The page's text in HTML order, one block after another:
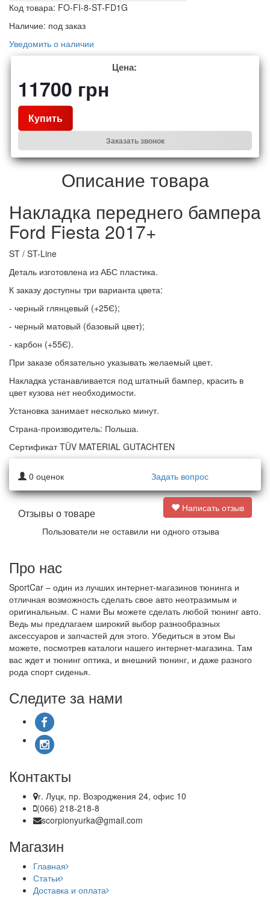
Код товара: FO-FI-8-ST-FD1G
Наличие: под заказ
Уведомить о наличии
Цена:
11700 грн
Купить
Заказать звонок
Описание товара
Накладка переднего бампера
Ford Fiesta 2017+
ST / ST-Line
Деталь изготовлена из АБС пластика.
К заказу доступны три варианта цвета:
- черный глянцевый (+25Є);
- черный матовый (базовый цвет);
- карбон (+55Є).
При заказе обязательно указывать желаемый цвет.
Накладка устанавливается под штатный бампер, красить в
цвет кузова нет необходимости.
Установка занимает несколько минут.
Страна-производитель: Польша.
Сертификат TÜV MATERIAL GUTACHTEN
0 оценок Задать вопрос
Отзывы о товаре
Написать отзыв
Пользователи не оставили ни одного отзыва
Про нас
SportCar – один из лучших интернет-магазинов тюнинга и
отличная возможность сделать свое авто неотразимым и
оригинальным. С нами Вы можете сделать любой тюнинг авто.
Ведь мы предлагаем широкий выбор разнообразных
аксессуаров и запчастей для этого. Убедиться в этом Вы
можете, посмотрев каталоги нашего интернет-магазина. Там
вас ждет и тюнинг оптика, и внешний тюнинг, и даже разного
рода спорт сиденья.
Следите за нами
Контакты
г. Луцк, пр. Возроджения 24, офис 10
(066) 218-218-8
scorpionyurka@gmail.com
Магазин
Главная
Статьи
Доставка и оплата